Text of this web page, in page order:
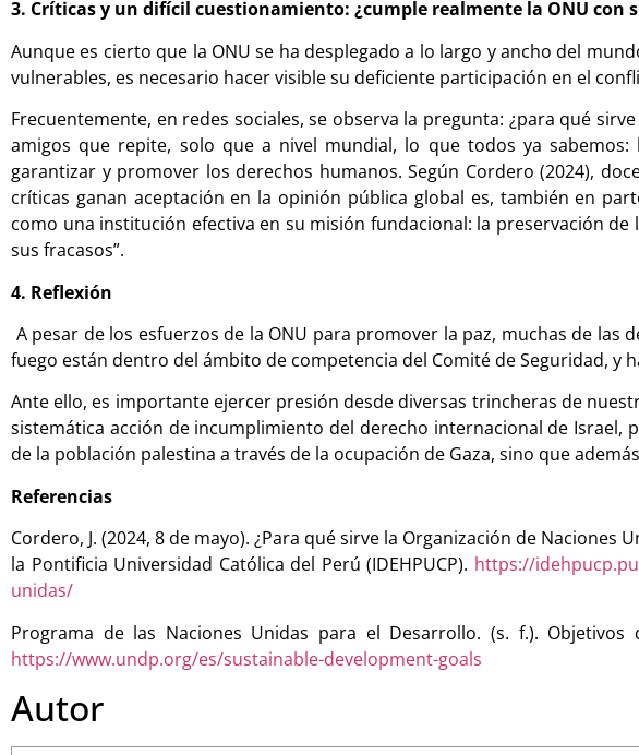
3. Críticas y un difícil cuestionamiento: ¿cumple realmente la ONU con
Aunque es cierto que la ONU se ha desplegado a lo largo y ancho del
vulnerables, es necesario hacer visible su deficiente participación en el
Frecuentemente, en redes sociales, se observa la pregunta: ¿para qué
amigos que repite, solo que a nivel mundial, lo que todos ya
garantizar y promover los derechos humanos. Según Cordero (2024),
críticas ganan aceptación en la opinión pública global es, también en
como una institución efectiva en su misión fundacional: la preservación
sus fracasos”.
4. Reflexión
A pesar de los esfuerzos de la ONU para promover la paz, muchas de
fuego están dentro del ámbito de competencia del Comité de Seguridad, y
Ante ello, es importante ejercer presión desde diversas trincheras de
sistemática acción de incumplimiento del derecho internacional de
de la población palestina a través de la ocupación de Gaza, sino que
Referencias
Cordero, J. (2024, 8 de mayo). ¿Para qué sirve la Organización de Naciones
la Pontificia Universidad Católica del Perú (IDEHPUCP). https://
unidas/
Programa de las Naciones Unidas para el Desarrollo. (s. f.).
https://www.undp.org/es/sustainable-development-goals
Autor